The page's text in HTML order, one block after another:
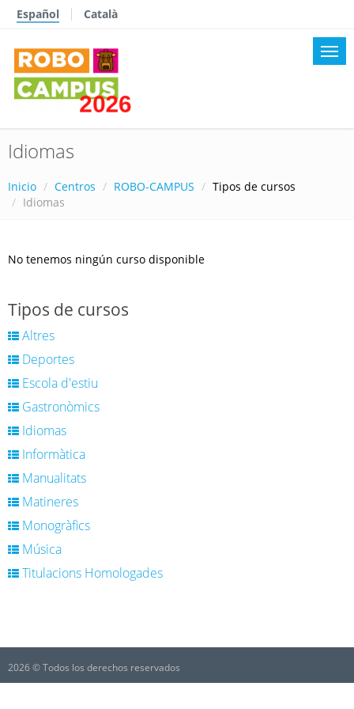
Español Català
Idiomas
Inicio Centros ROBO-CAMPUS
Tipos de cursos
Idiomas
No tenemos ningún curso disponible
Tipos de cursos
Altres
Deportes
Escola d'estiu
Gastronòmics
Idiomas
Informàtica
Manualitats
Matineres
Monogràfics
Música
Titulacions Homologades
2026 © Todos los derechos reservados